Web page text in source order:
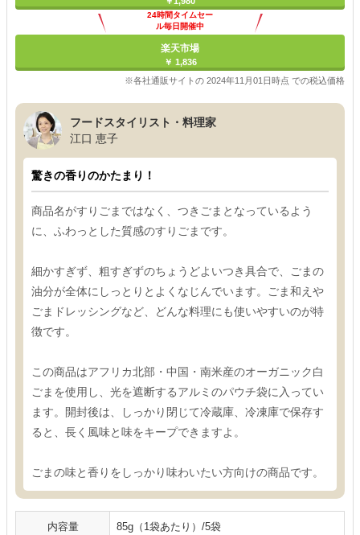
24時間タイムセー
ル毎日開催中
楽天市場
￥ 1,836
※各社通販サイトの 2024年11月01日時点 での税込価格
フードスタイリスト・料理家
江口 恵子
驚きの香りのかたまり！
商品名がすりごまではなく、つきごまとなっているよう
に、ふわっとした質感のすりごまです。
細かすぎず、粗すぎずのちょうどよいつき具合で、ごまの
油分が全体にしっとりとよくなじんでいます。ごま和えや
ごまドレッシングなど、どんな料理にも使いやすいのが特
徴です。
この商品はアフリカ北部・中国・南米産のオーガニック白
ごまを使用し、光を遮断するアルミのパウチ袋に入ってい
ます。開封後は、しっかり閉じて冷蔵庫、冷凍庫で保存す
ると、長く風味と味をキープできますよ。
ごまの味と香りをしっかり味わいたい方向けの商品です。
内容量 85g（1袋あたり）/5袋